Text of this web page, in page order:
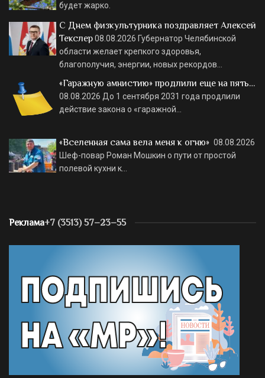
будет жарко.
С Днем физкультурника поздравляет Алексей
Текслер08.08.2026 Губернатор Челябинской
области желает крепкого здоровья,
благополучия, энергии, новых рекордов…
«Гаражную амнистию» продлили еще на пять…
08.08.2026 До 1 сентября 2031 года продлили
действие закона о «гаражной…
«Вселенная сама вела меня к огню» 08.08.2026
Шеф-повар Роман Мошкин о пути от простой
полевой кухни к…
Реклама+7 (3513) 57–23–55